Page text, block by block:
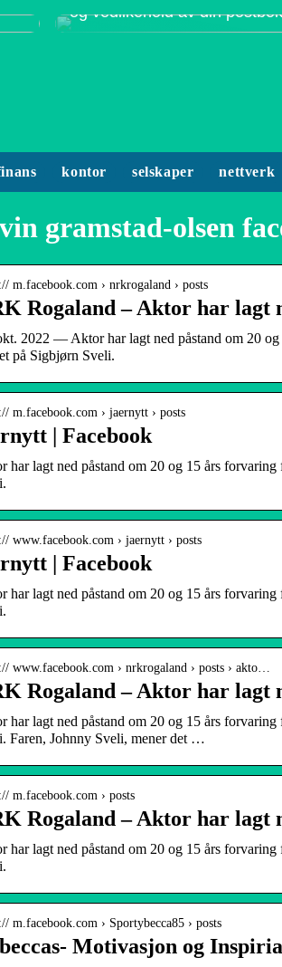
og vedlikehold av din
kontor selskaper nettverk
gramstad-olsen
m.facebook.com › nrkrogaland › posts
Rogaland – Aktor har lagt
2022 — Aktor har lagt ned påstand om 20
på Sigbjørn Sveli.
m.facebook.com › jaernytt › posts
| Facebook
har lagt ned påstand om 20 og 15 års
www.facebook.com › jaernytt › posts
| Facebook
har lagt ned påstand om 20 og 15 års
www.facebook.com › nrkrogaland › posts › akto…
Rogaland – Aktor har lagt
har lagt ned påstand om 20 og 15 års
Faren, Johnny Sveli, mener det …
m.facebook.com › posts
Rogaland – Aktor har lagt
har lagt ned påstand om 20 og 15 års
m.facebook.com › Sportybecca85 › posts
Motivasjon og